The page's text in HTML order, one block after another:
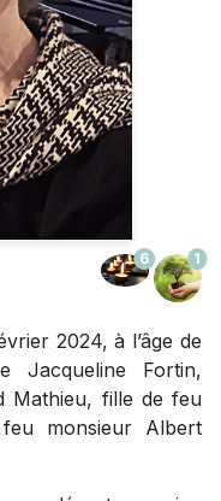
6 1
2024, à l’âge de
Jacqueline Fortin,
Mathieu, fille de feu
monsieur Albert